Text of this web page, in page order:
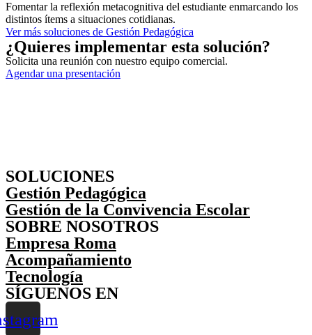
Fomentar la reflexión metacognitiva del estudiante enmarcando los
distintos ítems a situaciones cotidianas.
Ver más soluciones de Gestión Pedagógica
¿Quieres implementar esta solución?
Solicita una reunión con nuestro equipo comercial.
Agendar una presentación
SOLUCIONES
Gestión Pedagógica
Gestión de la Convivencia Escolar
SOBRE NOSOTROS
Empresa Roma
Acompañamiento
Tecnología
SÍGUENOS EN